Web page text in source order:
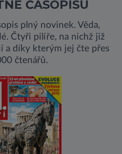
ČASOPISU
plný novinek. Věda,
Čtyři pilíře, na nichž již
a díky kterým jej čte přes
čtenářů.